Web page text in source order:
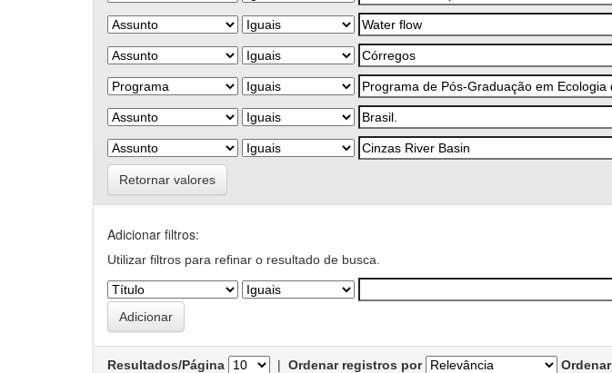
Retornar valores
Adicionar filtros:
Utilizar filtros para refinar o resultado de busca.
Resultados/Página | Ordenar registros por
Ordenar